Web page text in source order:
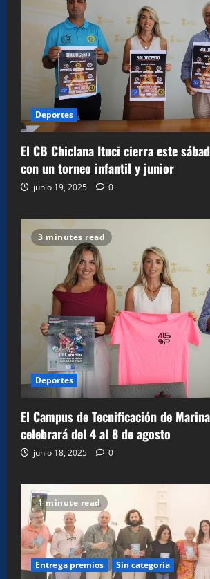
Deportes
El CB Chiclana Ituci cierra este
con un torneo infantil y junior
junio 19, 2025 0
3 minutes read
Deportes
El Campus de Tecnificación de
celebrará del 4 al 8 de agosto
junio 18, 2025 0
1 minute read
Entrega premios Sin categoría